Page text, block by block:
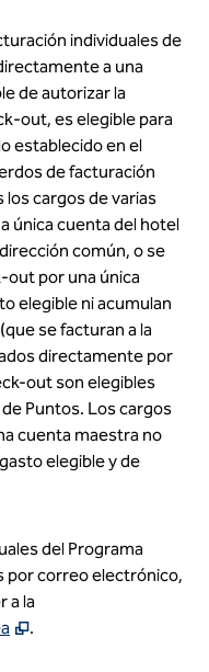
individuales de
a una
de autorizar la
es elegible para
establecido en el
de facturación
los cargos de varias
única cuenta del hotel
común, o se
por una única
elegible ni acumulan
se facturan a la
directamente por
out son elegibles
Puntos. Los cargos
cuenta maestra no
elegible y de
del Programa
por correo electrónico,
a la
,.